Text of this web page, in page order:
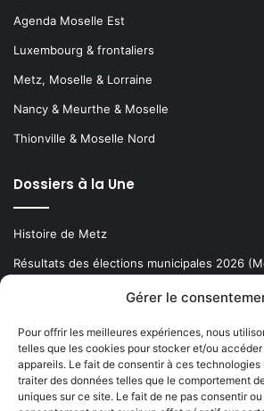
Gérer le
Pour offrir les meilleures expériences, nous
telles que les cookies pour stocker et/ou
appareils. Le fait de consentir à ces technologies
traiter des données telles que le comportement
uniques sur ce site. Le fait de ne pas consentir
Agenda Moselle Est
Luxembourg & frontaliers
Metz, Moselle & Lorraine
Nancy & Meurthe & Moselle
Thionville & Moselle Nord
Dossiers à la Une
Histoire de Metz
Résultats des élections municipales 2026
Newsletter gratuite